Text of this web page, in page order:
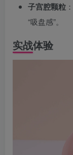
子宫腔颗粒
“吸盘感”。
实战体验